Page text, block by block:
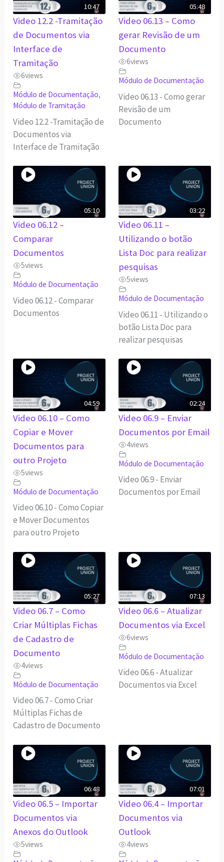
10:47
Video 12.2 -Tramitação
de Documentos via
Interface de
Tramitação
6views
Módulo de Documentação,
Módulo de Tramitação
Video 12.2 -Tramitação de
Documentos via
Interface de Tramitação
05:48
Video 06.13 – Como
gerar Revisão de um
Documento
6views
Módulo de Documentação
Video 06.13 - Como gerar
Revisão de um
Documento
05:10
Video 06.12 –
Comparar
Documentos
5views
Módulo de Documentação
Video 06.12 - Comparar
Documentos
03:22
Video 06.11 –
Utilizando o botão
Lista Doc para realizar
pesquisas
5views
Módulo de Documentação
Video 06.11 - Utilizando o
botão Lista Doc para
realizar pesquisas
04:59
Video 06.10 – Como
Copiar e Mover
Documentos para
outro Projeto
5views
Módulo de Documentação
Video 06.10 - Como Copiar
e Mover Documentos
para outro Projeto
02:24
Video 06.9 – Enviar
Documentos por Email
4views
Módulo de Documentação
Video 06.9 - Enviar
Documentos por Email
05:27
Video 06.7 – Como
Criar Múltiplas Fichas
de Cadastro de
Documento
4views
Módulo de Documentação
Video 06.7 - Como Criar
Múltiplas Fichas de
Cadastro de Documento
07:13
Video 06.6 – Atualizar
Documentos via Excel
6views
Módulo de Documentação
Video 06.6 - Atualizar
Documentos via Excel
06:48
Video 06.5 – Importar
Documentos via
Anexos do Outlook
5views
07:01
Video 06.4 – Importar
Documentos via
Outlook
4views